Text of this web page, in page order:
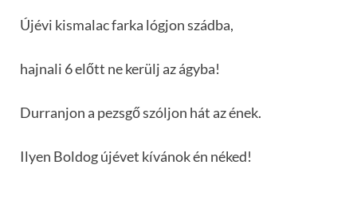
Újévi kismalac farka lógjon szádba,
hajnali 6 előtt ne kerülj az ágyba!
Durranjon a pezsgő szóljon hát az ének.
Ilyen Boldog újévet kívánok én néked!